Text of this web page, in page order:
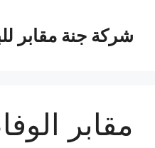
المحتوىشركة جنة مقابر
مقابر